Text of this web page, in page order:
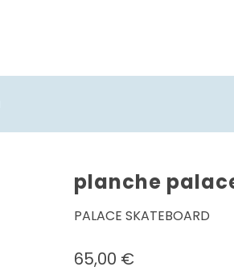
planche
PALACE SKATEBOARD
65,00 €